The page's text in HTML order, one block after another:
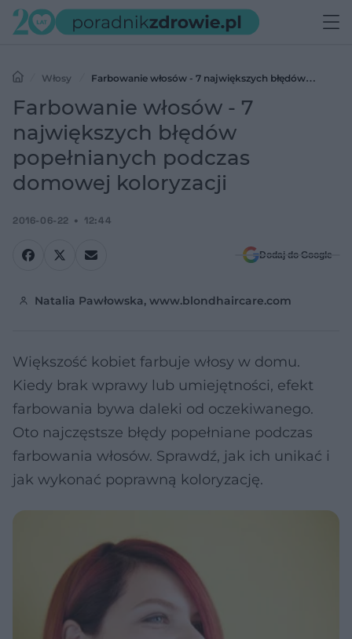
Włosy
Farbowanie włosów - 7 największych błędów
popełnianych podczas domowej koloryzacji
Farbowanie włosów - 7
największych błędów
popełnianych podczas
domowej koloryzacji
2016-06-22 12:44
Dodaj do Google
Natalia Pawłowska, www.blondhaircare.com
Większość kobiet farbuje włosy w domu.
Kiedy brak wprawy lub umiejętności, efekt
farbowania bywa daleki od oczekiwanego.
Oto najczęstsze błędy popełniane podczas
farbowania włosów. Sprawdź, jak ich unikać i
jak wykonać poprawną koloryzację.